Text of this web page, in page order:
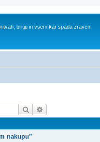
britju in vsem kar spada zraven
Iskanje
nakupu”